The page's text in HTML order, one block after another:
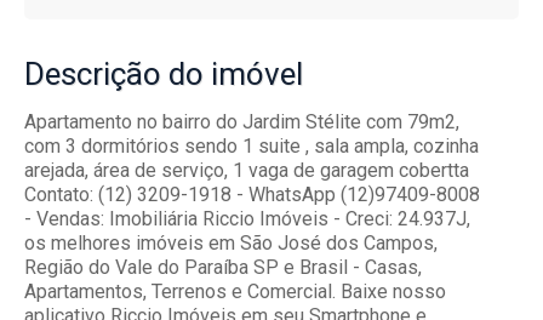
Descrição do imóvel
Apartamento no bairro do Jardim Stélite com 79m2,
com 3 dormitórios sendo 1 suite , sala ampla, cozinha
arejada, área de serviço, 1 vaga de garagem cobertta
Contato: (12) 3209-1918 - WhatsApp (12)97409-8008
- Vendas: Imobiliária Riccio Imóveis - Creci: 24.937J,
os melhores imóveis em São José dos Campos,
Região do Vale do Paraíba SP e Brasil - Casas,
Apartamentos, Terrenos e Comercial. Baixe nosso